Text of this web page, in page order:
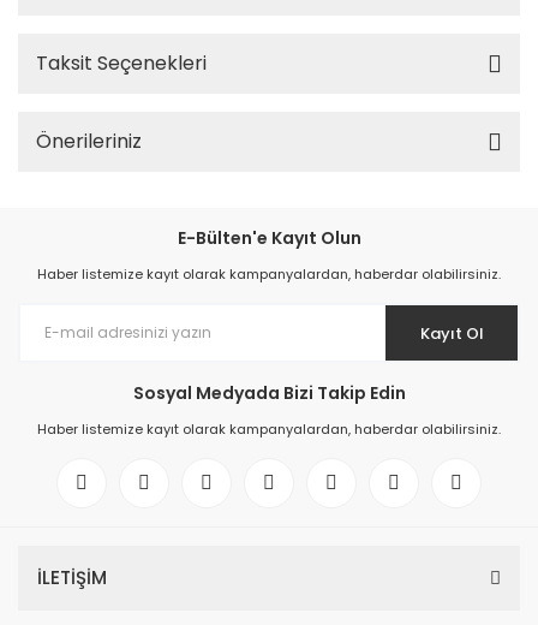
Taksit Seçenekleri
Önerileriniz
E-Bülten'e Kayıt Olun
Haber listemize kayıt olarak kampanyalardan, haberdar olabilirsiniz.
Kayıt Ol
Sosyal Medyada Bizi Takip Edin
Haber listemize kayıt olarak kampanyalardan, haberdar olabilirsiniz.
İLETİŞİM